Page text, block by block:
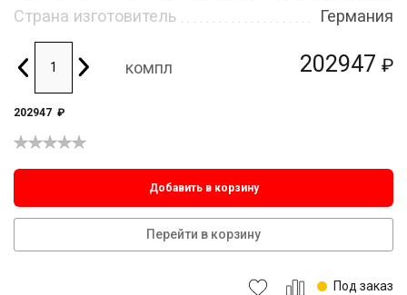
202947 ₽
Страна изготовитель
Германия
компл
202947 ₽
Добавить в корзину
Перейти в корзину
Под заказ